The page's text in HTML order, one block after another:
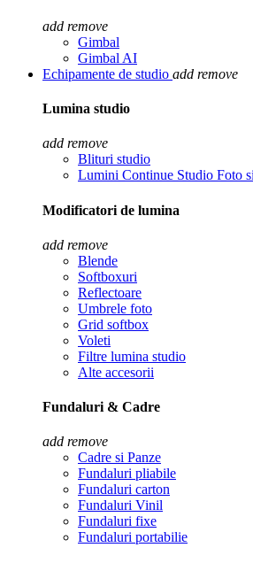
add remove
Gimbal
Gimbal AI
Echipamente de studio add remove
Lumina studio
add remove
Blituri studio
Lumini Continue Studio Foto
Modificatori de lumina
add remove
Blende
Softboxuri
Reflectoare
Umbrele foto
Grid softbox
Voleti
Filtre lumina studio
Alte accesorii
Fundaluri & Cadre
add remove
Cadre si Panze
Fundaluri pliabile
Fundaluri carton
Fundaluri Vinil
Fundaluri fixe
Fundaluri portabilie